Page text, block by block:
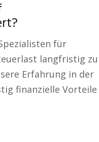
für
langfristig zu
Erfahrung in der
finanzielle Vorteile